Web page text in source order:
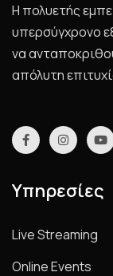
Η πολυετής
υπερσύγχρονο
να
απόλυτη
Υπηρεσίες
Live Streaming
Online Events